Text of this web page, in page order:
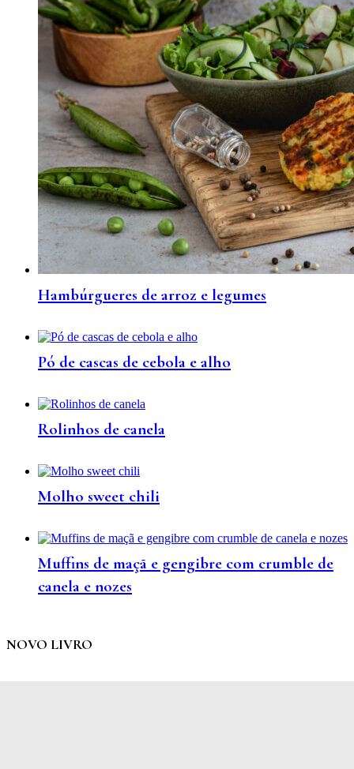
Hambúrgueres de arroz e legumes
Pó de cascas de cebola e alho
Rolinhos de canela
Molho sweet chili
Muffins de maçã e gengibre com crumble de
canela e nozes
NOVO LIVRO